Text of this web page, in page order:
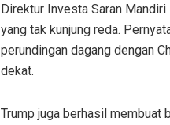
Direktur Investa Saran
yang tak kunjung reda.
perundingan dagang dengan
dekat.
Trump juga berhasil membuat